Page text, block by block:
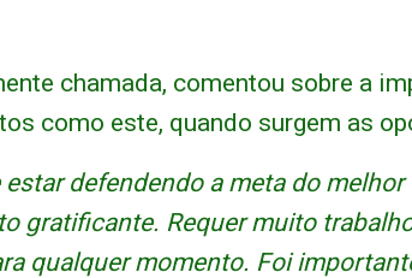
chamada, comentou sobre a
como este, quando surgem as
estar defendendo a meta do
gratificante. Requer muito
qualquer momento. Foi